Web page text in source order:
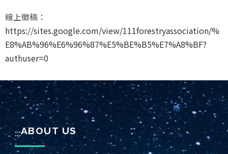
線上徵稿：
https://sites.google.com/view/111forestryassociation/%
E8%AB%96%E6%96%87%E5%BE%B5%E7%A8%BF?
authuser=0
:::ABOUT US